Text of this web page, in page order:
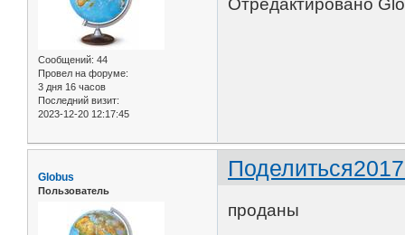
Сообщений: 44
Провел на форуме:
3 дня 16 часов
Последний визит:
2023-12-20 12:17:45
Отредактировано
Поделиться
Globus
Пользователь
проданы